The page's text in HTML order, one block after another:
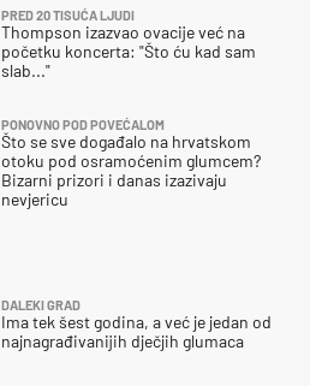
PRED 20 TISUĆA LJUDI
Thompson izazvao ovacije već na
početku koncerta: "Što ću kad sam
slab..."
PONOVNO POD POVEĆALOM
Što se sve događalo na hrvatskom
otoku pod osramoćenim glumcem?
Bizarni prizori i danas izazivaju
nevjericu
DALEKI GRAD
Ima tek šest godina, a već je jedan od
najnagrađivanijih dječjih glumaca